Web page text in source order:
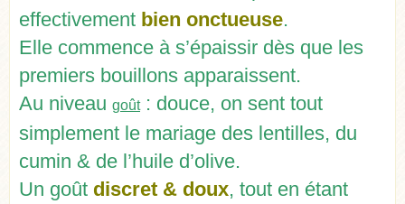
effectivement bien onctueuse.
Elle commence à s’épaissir dès que les
premiers bouillons apparaissent.
Au niveau goût: douce, on sent tout
simplement le mariage des lentilles, du
cumin & de l’huile d’olive.
Un goût discret & doux, tout en étant